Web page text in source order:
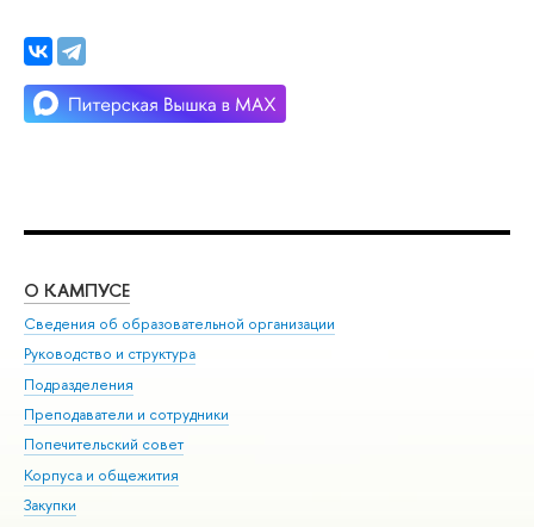
О КАМПУСЕ
Сведения об образовательной организации
Руководство и структура
Подразделения
Преподаватели и сотрудники
Попечительский совет
Корпуса и общежития
Закупки